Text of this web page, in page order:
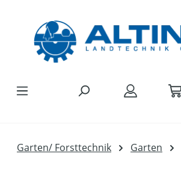
Garten/ Forsttechnik Garten